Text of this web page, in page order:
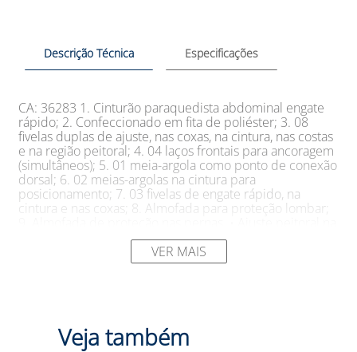
Descrição Técnica Especificações
CA: 36283 1. Cinturão paraquedista abdominal engate
rápido; 2. Confeccionado em fita de poliéster; 3. 08
fivelas duplas de ajuste, nas coxas, na cintura, nas costas
e na região peitoral; 4. 04 laços frontais para ancoragem
(simultâneos); 5. 01 meia-argola como ponto de conexão
dorsal; 6. 02 meias-argolas na cintura para
posicionamento; 7. 03 fivelas de engate rápido, na
cintura e nas coxas; 8. Almofada para proteção lombar;
fita secundária; • Porta-ferramentas. Utilizado em
atividades a mais de 2 metros de altura do piso, nas
quais haja risco de queda do trabalhador. Indicado para
VER MAIS
Veja também